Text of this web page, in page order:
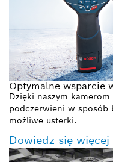
Optymalne wsparcie
Dzięki naszym
podczerwieni w sposób
możliwe usterki.
Dowiedz się więcej